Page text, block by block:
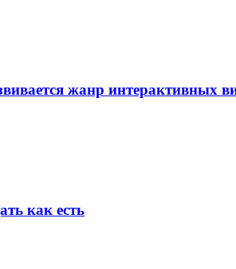
жанр интерактивных
как есть